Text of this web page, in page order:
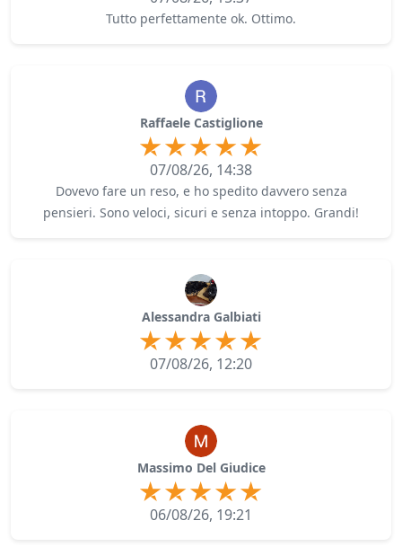
Tutto perfettamente ok. Ottimo.
Raffaele Castiglione
07/08/26, 14:38
Dovevo fare un reso, e ho spedito davvero senza
pensieri. Sono veloci, sicuri e senza intoppo. Grandi!
Alessandra Galbiati
07/08/26, 12:20
Massimo Del Giudice
06/08/26, 19:21